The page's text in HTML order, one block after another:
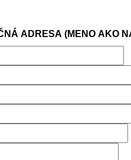
ADRESA (MENO AKO